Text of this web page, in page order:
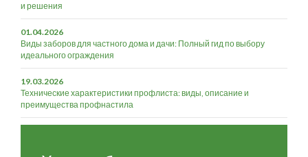
и решения
01.04.2026
Виды заборов для частного дома и дачи: Полный гид по выбору
идеального ограждения
19.03.2026
Технические характеристики профлиста: виды, описание и
преимущества профнастила